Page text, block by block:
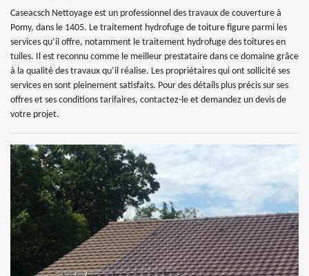
Caseacsch Nettoyage est un professionnel des travaux de couverture à
Pomy, dans le 1405. Le traitement hydrofuge de toiture figure parmi les
services qu’il offre, notamment le traitement hydrofuge des toitures en
tuiles. Il est reconnu comme le meilleur prestataire dans ce domaine grâce
à la qualité des travaux qu’il réalise. Les propriétaires qui ont sollicité ses
services en sont pleinement satisfaits. Pour des détails plus précis sur ses
offres et ses conditions tarifaires, contactez-le et demandez un devis de
votre projet.